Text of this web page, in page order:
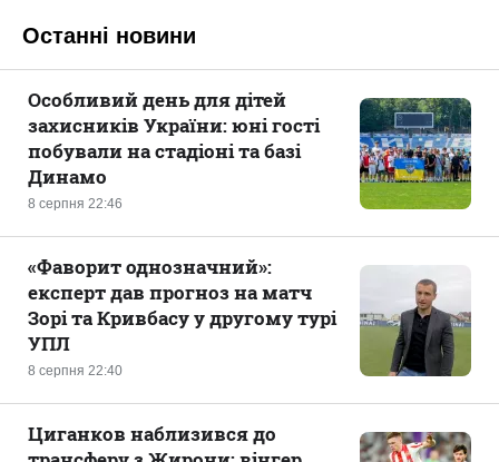
Останні новини
8 серпня 22:46
Особливий день для дітей
захисників України: юні гості
побували на стадіоні та базі
Динамо
8 серпня 22:40
«Фаворит однозначний»:
експерт дав прогноз на матч
Зорі та Кривбасу у другому турі
УПЛ
Циганков наблизився до